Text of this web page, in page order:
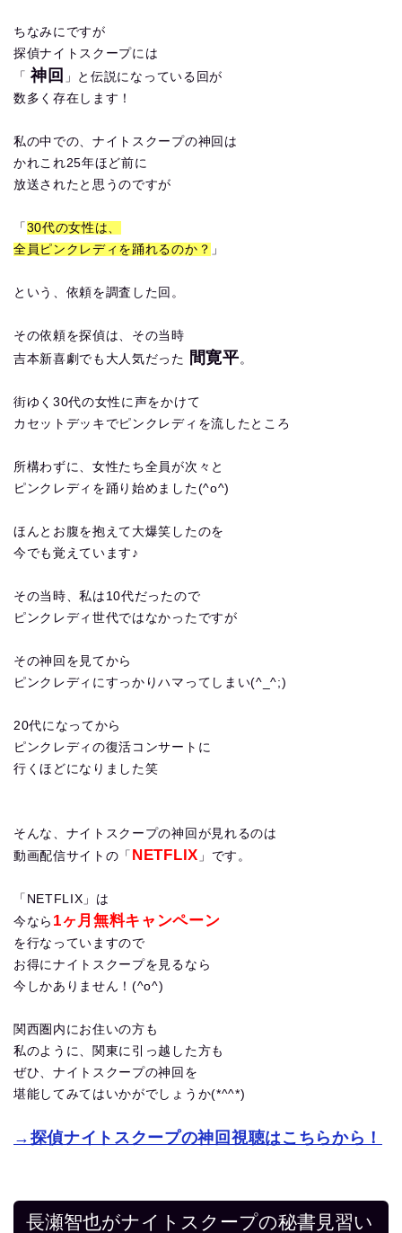
ちなみにですが
探偵ナイトスクープには
「神回 」と伝説になっている回が
数多く存在します！
私の中での、ナイトスクープの神回は
かれこれ25年ほど前に
放送されたと思うのですが
「 30代の女性は、
全員ピンクレディを踊れるのか？ 」
という、依頼を調査した回。
その依頼を探偵は、その当時
吉本新喜劇でも大人気だった
間寛平 。
街ゆく30代の女性に声をかけて
カセットデッキでピンクレディを流したところ
所構わずに、女性たち全員が次々と
ピンクレディを踊り始めました(^o^)
ほんとお腹を抱えて大爆笑したのを
今でも覚えています♪
その当時、私は10代だったので
ピンクレディ世代ではなかったですが
その神回を見てから
ピンクレディにすっかりハマってしまい(^_^;)
20代になってから
ピンクレディの復活コンサートに
行くほどになりました笑
そんな、ナイトスクープの神回が見れるのは
動画配信サイトの「 NETFLIX 」です。
「NETFLIX」は
今なら 1ヶ月無料キャンペーン
を行なっていますので
お得にナイトスクープを見るなら
今しかありません！(^o^)
関西圏内にお住いの方も
私のように、関東に引っ越した方も
ぜひ、ナイトスクープの神回を
堪能してみてはいかがでしょうか(*^^*)
→探偵ナイトスクープの神回視聴はこちらから！
長瀬智也がナイトスクープの秘書見習い